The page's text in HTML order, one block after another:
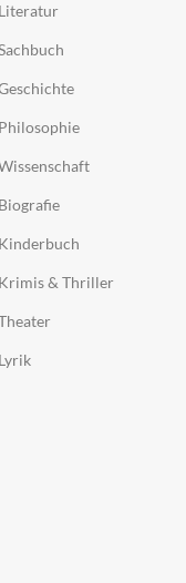
Literatur
Philosophie
Biografie
Kinderbuch
Krimis & Thriller
Lyrik